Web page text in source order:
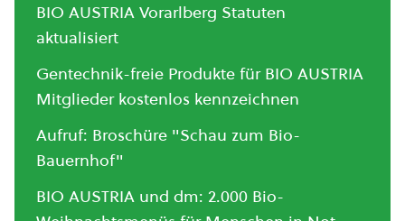
BIO AUSTRIA Vorarlberg Statuten
aktualisiert
Gentechnik-freie Produkte für BIO AUSTRIA
Mitglieder kostenlos kennzeichnen
Aufruf: Broschüre "Schau zum Bio-
Bauernhof"
BIO AUSTRIA und dm: 2.000 Bio-